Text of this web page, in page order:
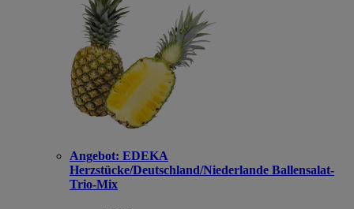
Angebot: EDEKA
Herzstücke/Deutschland/Niederlande Ballensalat-
Trio-Mix